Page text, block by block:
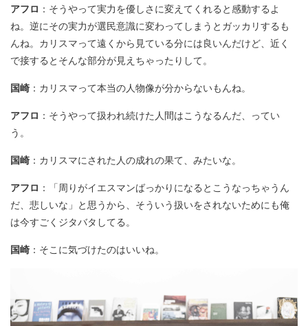
アフロ ：そうやって実力を優しさに変えてくれると感動するよ
ね。逆にその実力が選民意識に変わってしまうとガッカリするも
んね。カリスマって遠くから見ている分には良いんだけど、近く
で接するとそんな部分が見えちゃったりして。
国崎 ：カリスマって本当の人物像が分からないもんね。
アフロ ：そうやって扱われ続けた人間はこうなるんだ、ってい
う。
国崎 ：カリスマにされた人の成れの果て、みたいな。
アフロ ：「周りがイエスマンばっかりになるとこうなっちゃうん
だ、悲しいな」と思うから、そういう扱いをされないためにも俺
は今すごくジタバタしてる。
国崎 ：そこに気づけたのはいいね。